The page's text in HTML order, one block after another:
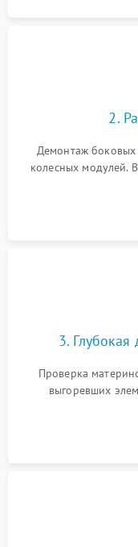
2.
Демонтаж
колесных модулей.
очистка
скопившейся
3.
Проверка
выгоревших
тестирование
всасывания. Оценка